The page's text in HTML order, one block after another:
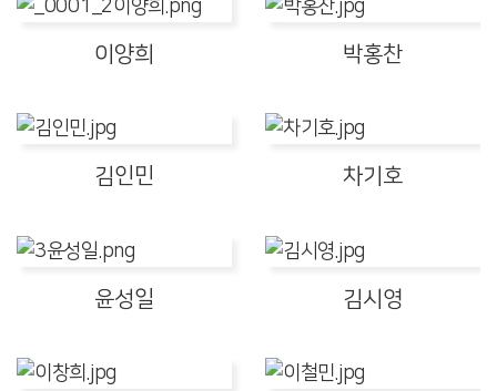
이양희 박홍찬
김인민 차기호
윤성일 김시영